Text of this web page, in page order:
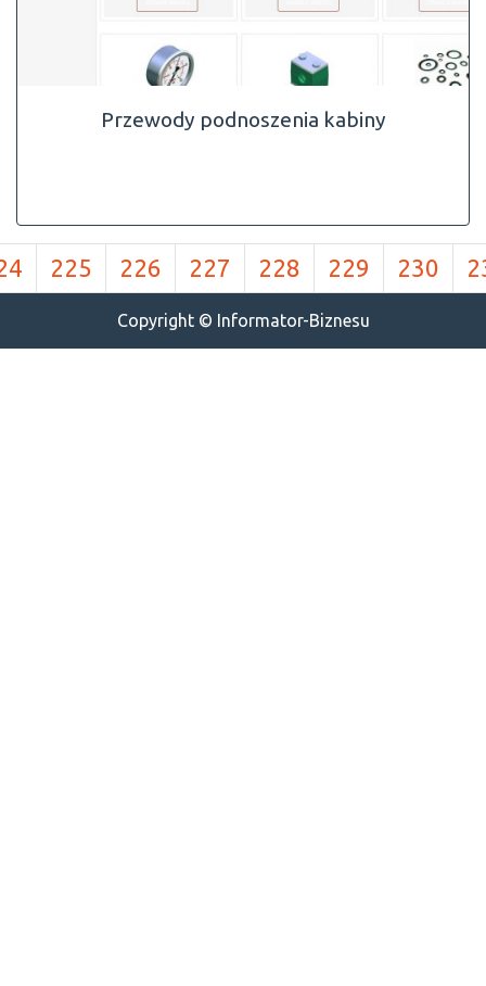
Przewody podnoszenia kabiny
225 226 227 228 229 230
Copyright © Informator-Biznesu